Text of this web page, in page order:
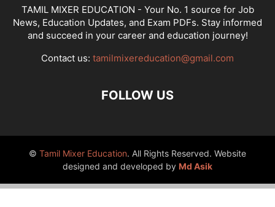
TAMIL MIXER EDUCATION - Your No. 1 source for Job
News, Education Updates, and Exam PDFs. Stay informed
and succeed in your career and education journey!
Contact us: tamilmixereducation@gmail.com
FOLLOW US
© Tamil Mixer Education. All Rights Reserved. Website
designed and developed by Md Asik